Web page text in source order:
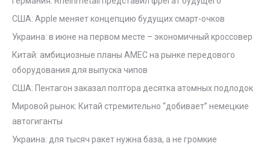
США: Apple меняет концепцию будущих смарт-очков
Украина: в июне на первом месте – экономичный кроссовер
Китай: амбициозные планы AMEC на рынке передового
оборудования для выпуска чипов
США: Пентагон заказал полтора десятка атомных подлодок
Мировой рынок: Китай стремительно “добивает” немецкие
автогиганты
Украина: для тысяч ракет нужна база, а не громкие